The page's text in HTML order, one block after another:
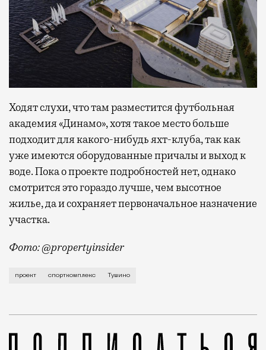
Ходят слухи, что там разместится футбольная
академия «Динамо», хотя такое место больше
подходит для какого-нибудь яхт-клуба, так как
уже имеются оборудованные причалы и выход к
воде. Пока о проекте подробностей нет, однако
смотрится это гораздо лучше, чем высотное
жилье, да и сохраняет первоначальное назначение
участка.
Фото: @propertyinsider
Изначально в проезде Досфлота планировали
проект спорткомплекс Тушино